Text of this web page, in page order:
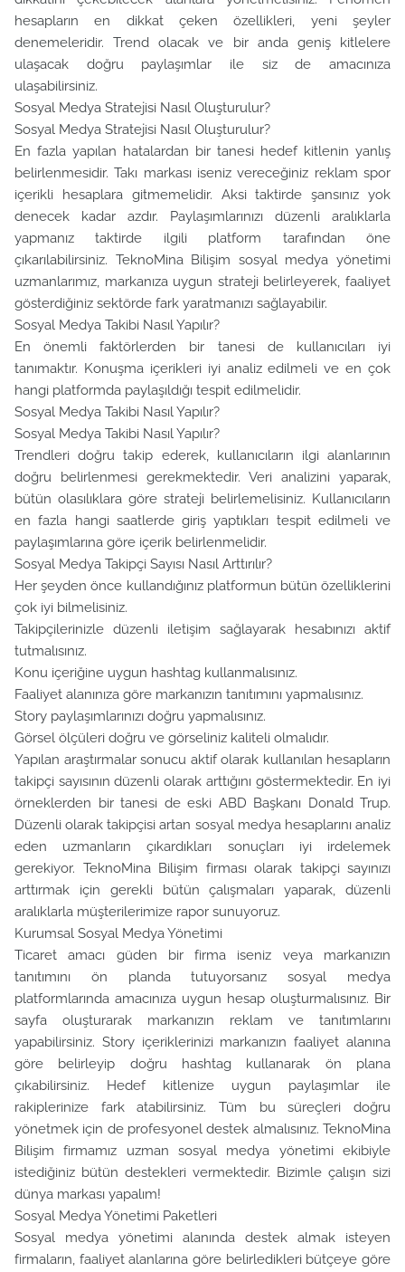
hesapların en dikkat çeken özellikleri, yeni şeyler
denemeleridir. Trend olacak ve bir anda geniş kitlelere
ulaşacak doğru paylaşımlar ile siz de amacınıza
ulaşabilirsiniz.
Sosyal Medya Stratejisi Nasıl Oluşturulur?
Sosyal Medya Stratejisi Nasıl Oluşturulur?
En fazla yapılan hatalardan bir tanesi hedef kitlenin yanlış
belirlenmesidir. Takı markası iseniz vereceğiniz reklam spor
içerikli hesaplara gitmemelidir. Aksi taktirde şansınız yok
denecek kadar azdır. Paylaşımlarınızı düzenli aralıklarla
yapmanız taktirde ilgili platform tarafından öne
çıkarılabilirsiniz. TeknoMina Bilişim sosyal medya yönetimi
uzmanlarımız, markanıza uygun strateji belirleyerek, faaliyet
gösterdiğiniz sektörde fark yaratmanızı sağlayabilir.
Sosyal Medya Takibi Nasıl Yapılır?
En önemli faktörlerden bir tanesi de kullanıcıları iyi
tanımaktır. Konuşma içerikleri iyi analiz edilmeli ve en çok
hangi platformda paylaşıldığı tespit edilmelidir.
Sosyal Medya Takibi Nasıl Yapılır?
Sosyal Medya Takibi Nasıl Yapılır?
Trendleri doğru takip ederek, kullanıcıların ilgi alanlarının
doğru belirlenmesi gerekmektedir. Veri analizini yaparak,
bütün olasılıklara göre strateji belirlemelisiniz. Kullanıcıların
en fazla hangi saatlerde giriş yaptıkları tespit edilmeli ve
paylaşımlarına göre içerik belirlenmelidir.
Sosyal Medya Takipçi Sayısı Nasıl Arttırılır?
Her şeyden önce kullandığınız platformun bütün özelliklerini
çok iyi bilmelisiniz.
Takipçilerinizle düzenli iletişim sağlayarak hesabınızı aktif
tutmalısınız.
Konu içeriğine uygun hashtag kullanmalısınız.
Faaliyet alanınıza göre markanızın tanıtımını yapmalısınız.
Story paylaşımlarınızı doğru yapmalısınız.
Görsel ölçüleri doğru ve görseliniz kaliteli olmalıdır.
Yapılan araştırmalar sonucu aktif olarak kullanılan hesapların
takipçi sayısının düzenli olarak arttığını göstermektedir. En iyi
örneklerden bir tanesi de eski ABD Başkanı Donald Trup.
Düzenli olarak takipçisi artan sosyal medya hesaplarını analiz
eden uzmanların çıkardıkları sonuçları iyi irdelemek
gerekiyor. TeknoMina Bilişim firması olarak takipçi sayınızı
arttırmak için gerekli bütün çalışmaları yaparak, düzenli
aralıklarla müşterilerimize rapor sunuyoruz.
Kurumsal Sosyal Medya Yönetimi
Ticaret amacı güden bir firma iseniz veya markanızın
tanıtımını ön planda tutuyorsanız sosyal medya
platformlarında amacınıza uygun hesap oluşturmalısınız. Bir
sayfa oluşturarak markanızın reklam ve tanıtımlarını
yapabilirsiniz. Story içeriklerinizi markanızın faaliyet alanına
göre belirleyip doğru hashtag kullanarak ön plana
çıkabilirsiniz. Hedef kitlenize uygun paylaşımlar ile
rakiplerinize fark atabilirsiniz. Tüm bu süreçleri doğru
yönetmek için de profesyonel destek almalısınız. TeknoMina
Bilişim firmamız uzman sosyal medya yönetimi ekibiyle
istediğiniz bütün destekleri vermektedir. Bizimle çalışın sizi
dünya markası yapalım!
Sosyal Medya Yönetimi Paketleri
Sosyal medya yönetimi alanında destek almak isteyen
firmaların, faaliyet alanlarına göre belirledikleri bütçeye göre